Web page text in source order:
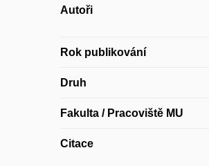
Autoři
Rok publikování
Druh
Fakulta / Pracoviště MU
Citace